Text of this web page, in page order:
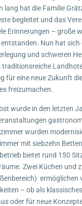
lang hat die Familie
begleitet und das
Erinnerungen – große
Nun hat sich
und schweren
traditionsreiche
für eine neue Zukunft
freizumachen.
wurde in den letzten
wurden
mit siebzehn
bietet rund 150
Zwei Küchen und
ermöglichen
– ob als
oder für neue